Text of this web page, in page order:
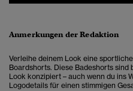
Anmerkungen der Redaktion
Verleihe deinem Look eine
Boardshorts. Diese Badeshorts
Look konzipiert – auch wenn du ins
Logodetails für einen stimmigen